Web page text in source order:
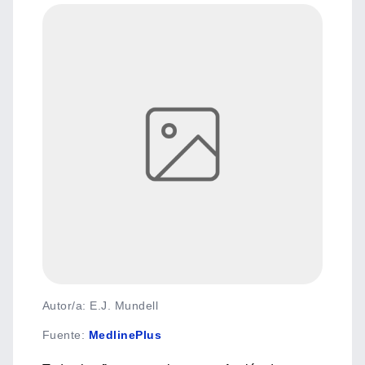
Autor/a: E.J. Mundell
Fuente: MedlinePlus